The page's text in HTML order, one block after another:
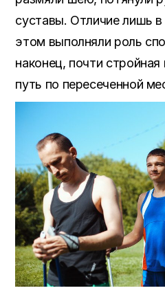
суставы. Отличие лишь
этом выполняли роль
наконец, почти стройная
путь по пересеченной